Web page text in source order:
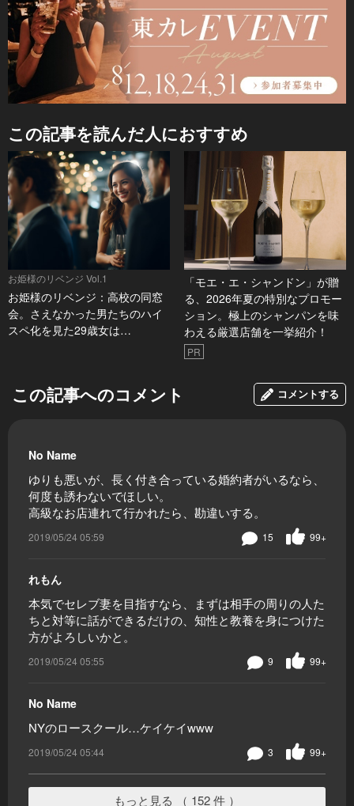
この記事を読んだ人におすすめ
お姫様のリベンジ Vol.1
お姫様のリベンジ：高校の同窓
会。さえなかった男たちのハイ
スペ化を見た29歳女は…
「モエ・エ・シャンドン」が贈
る、2026年夏の特別なプロモー
ション。極上のシャンパンを味
わえる厳選店舗を一挙紹介！
PR
この記事へのコメント コメントする
No Name
ゆりも悪いが、長く付き合っている婚約者がいるなら、
何度も誘わないでほしい。
高級なお店連れて行かれたら、勘違いする。
2019/05/24 05:59 99+
15
れもん
本気でセレブ妻を目指すなら、まずは相手の周りの人た
ちと対等に話ができるだけの、知性と教養を身につけた
方がよろしいかと。
2019/05/24 05:55 99+
9
No Name
NYのロースクール…ケイケイwww
2019/05/24 05:44 99+
3
もっと見る （ 152 件 ）